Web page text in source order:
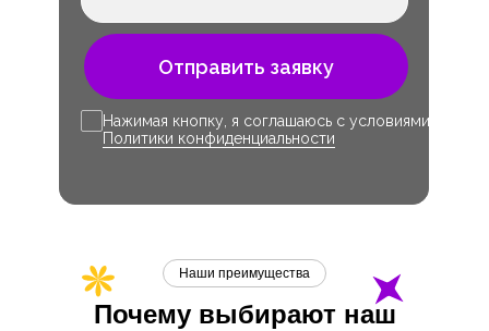
Отправить заявку
Нажимая кнопку, я соглашаюсь с условиями
Политики конфиденциальности
Почему выбирают наш
Наши преимущества